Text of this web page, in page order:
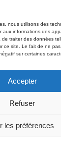
nous utilisons des
aux informations des
traiter des données
ce site. Le fait de ne
sur certaines
Accepter
Refuser
les préférences
Masséna
68 81